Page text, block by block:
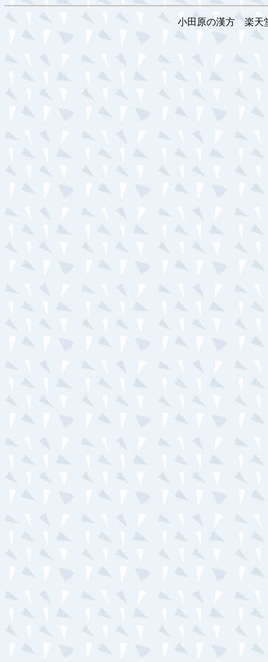
小田原の漢方 楽天